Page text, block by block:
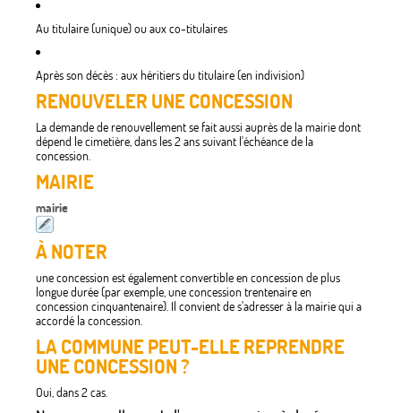
Au titulaire (unique) ou aux co-titulaires
Après son décès : aux héritiers du titulaire (en indivision)
RENOUVELER UNE CONCESSION
La demande de renouvellement se fait aussi auprès de la mairie dont
dépend le cimetière, dans les 2 ans suivant l'échéance de la
concession.
MAIRIE
mairie
À NOTER
une concession est également convertible en concession de plus
longue durée (par exemple, une concession trentenaire en
concession cinquantenaire). Il convient de s'adresser à la mairie qui a
accordé la concession.
LA COMMUNE PEUT-ELLE REPRENDRE
UNE CONCESSION ?
Oui, dans 2 cas.